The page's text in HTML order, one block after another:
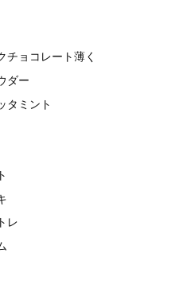
チョコレート薄く
ダー
タミント
レ